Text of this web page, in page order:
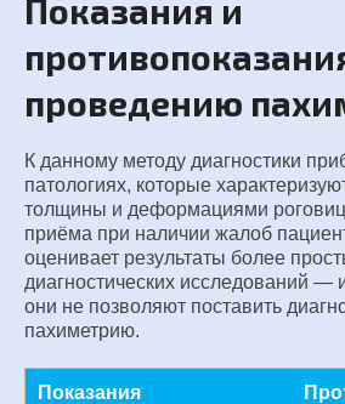
Показания и
проведению
К данному методу диагностики
патологиях, которые
толщины и деформациями
приёма при наличии жалоб
оценивает результаты более
диагностических исследований —
они не позволяют поставить
пахиметрию.
Показания